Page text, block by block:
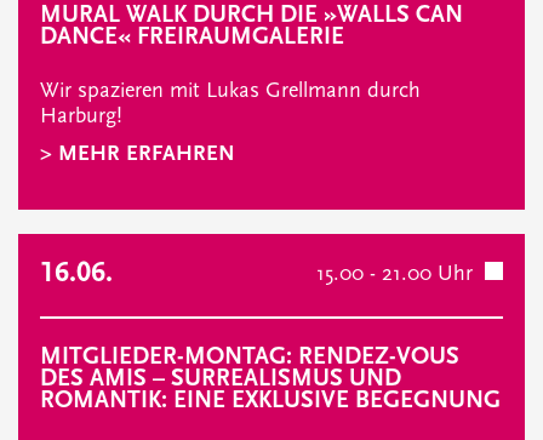
MURAL WALK DURCH DIE »WALLS CAN
DANCE« FREIRAUMGALERIE
Wir spazieren mit Lukas Grellmann durch
Harburg!
> MEHR ERFAHREN
16.06. 15.00 - 21.00 Uhr
MITGLIEDER-MONTAG: RENDEZ-VOUS
DES AMIS – SURREALISMUS UND
ROMANTIK: EINE EXKLUSIVE BEGEGNUNG